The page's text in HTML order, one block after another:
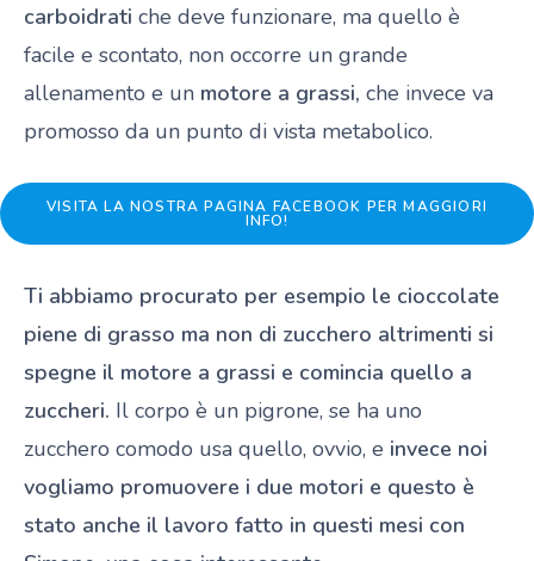
carboidrati che deve funzionare, ma quello è
facile e scontato, non occorre un grande
allenamento e un motore a grassi, che invece va
promosso da un punto di vista metabolico.
VISITA LA NOSTRA PAGINA FACEBOOK PER MAGGIORI
INFO!
Ti abbiamo procurato per esempio le cioccolate
piene di grasso ma non di zucchero altrimenti si
spegne il motore a grassi e comincia quello a
zuccheri. Il corpo è un pigrone, se ha uno
zucchero comodo usa quello, ovvio, e invece noi
vogliamo promuovere i due motori e questo è
stato anche il lavoro fatto in questi mesi con